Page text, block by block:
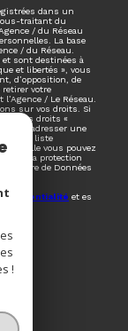
dans un
traitant du
/ du Réseau
La base
/ du Réseau.
et sont destinées à
et libertés », vous
d’opposition, de
retirer votre
/ Le Réseau.
sur vos droits. Si
que vos droits «
adresser une
de la liste
laquelle vous pouvez
de la protection
inscrire de Données
et es
!